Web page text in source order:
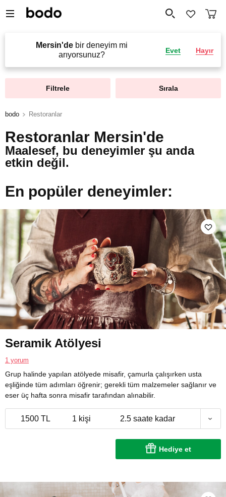
Mersin'debir deneyim mi
arıyorsunuz?
Evet Hayır
Filtrele Sırala
bodo Restoranlar
Restoranlar Mersin'de
Maalesef, bu deneyimler şu anda
etkin değil.
En popüler deneyimler:
Seramik Atölyesi
1 yorum
Grup halinde yapılan atölyede misafir, çamurla çalışırken usta
eşliğinde tüm adımları öğrenir; gerekli tüm malzemeler sağlanır ve
eser üç hafta sonra misafir tarafından alınabilir.
1500 TL 1 kişi 2.5 saate kadar
Hediye et